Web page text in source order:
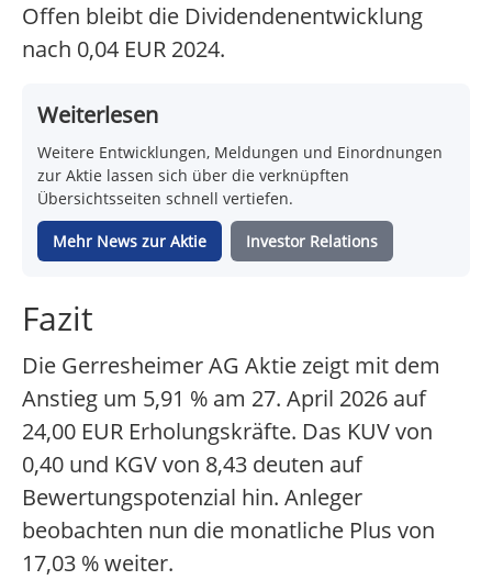
Offen bleibt die Dividendenentwicklung
nach 0,04 EUR 2024.
Weiterlesen
Weitere Entwicklungen, Meldungen und Einordnungen
zur Aktie lassen sich über die verknüpften
Übersichtsseiten schnell vertiefen.
Mehr News zur Aktie Investor Relations
Fazit
Die Gerresheimer AG Aktie zeigt mit dem
Anstieg um 5,91 % am 27. April 2026 auf
24,00 EUR Erholungskräfte. Das KUV von
0,40 und KGV von 8,43 deuten auf
Bewertungspotenzial hin. Anleger
beobachten nun die monatliche Plus von
17,03 % weiter.